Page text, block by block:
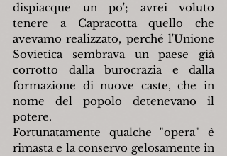
dispiacque un po'; avrei voluto
tenere a Capracotta quello che
avevamo realizzato, perché l'Unione
Sovietica sembrava un paese già
corrotto dalla burocrazia e dalla
formazione di nuove caste, che in
nome del popolo detenevano il
potere.
Fortunatamente qualche "opera" è
rimasta e la conservo gelosamente in